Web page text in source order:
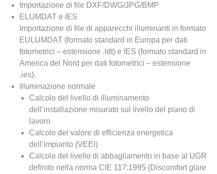
Importazione di file DXF/DWG/JPG/BMP
ELUMDAT e IES
Importazione di file di apparecchi illuminanti in formato
EULUMDAT (formato standard in Europa per dati
fotometrici – estensione .ldt) e IES (formato standard in
America del Nord per dati fotometrici – estensione
.ies).
Illuminazione normale
Calcolo del livello di illuminamento
dell’installazione misurato sul livello del piano di
lavoro
Calcolo del valore di efficienza energetica
dell’impianto (VEEI)
Calcolo del livello di abbagliamento in base al UGR
definito nella norma CIE 117:1995 (Discomfort glare